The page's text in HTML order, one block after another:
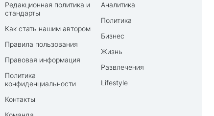
Редакционная политика и
стандарты
Как стать нашим автором
Правила пользования
Правовая информация
Политика
конфиденциальности
Контакты
Аналитика
Политика
Бизнес
Жизнь
Развлечения
Lifestyle